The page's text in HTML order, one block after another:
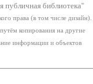
публичная библиотека"
права (в том числе дизайн).
копирования на другие
информации и объектов